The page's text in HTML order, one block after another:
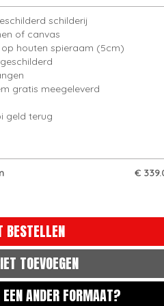
schilderij
of canvas
houten spieraam (5cm)
gratis meegeleverd
geld terug
€
BESTELLEN
TOEVOEGEN
ANDER FORMAAT?